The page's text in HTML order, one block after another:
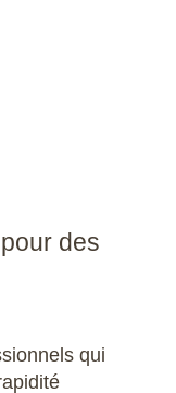
des
qui